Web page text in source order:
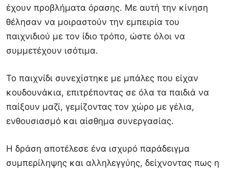
έχουν προβλήματα όρασης. Με αυτή την κίνηση
θέλησαν να μοιραστούν την εμπειρία του
παιχνιδιού με τον ίδιο τρόπο, ώστε όλοι να
συμμετέχουν ισότιμα.
Το παιχνίδι συνεχίστηκε με μπάλες που είχαν
κουδουνάκια, επιτρέποντας σε όλα τα παιδιά να
παίξουν μαζί, γεμίζοντας τον χώρο με γέλια,
ενθουσιασμό και αίσθημα συνεργασίας.
Η δράση αποτέλεσε ένα ισχυρό παράδειγμα
συμπερίληψης και αλληλεγγύης, δείχνοντας πως η